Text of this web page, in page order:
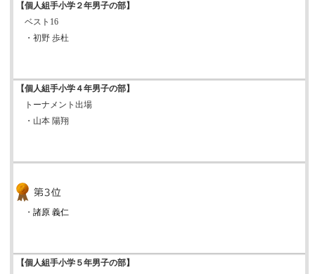
【個人組手小学２年男子の部】
ベスト16
・初野 歩杜
【個人組手小学４年男子の部】
トーナメント出場
・山本 陽翔
・ 諸原 義仁
【個人組手小学５年男子の部】